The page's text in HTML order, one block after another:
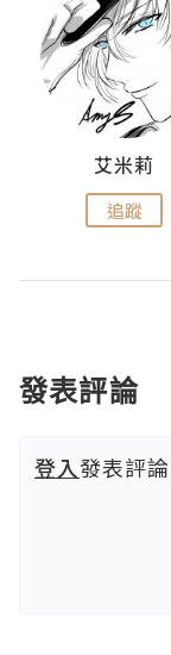
艾米莉
追蹤
發表評論
登入發表評論